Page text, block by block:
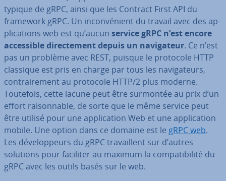
typique de gRPC, ainsi que les Contract First API du
framework gRPC. Un in­con­vé­nient du travail avec des ap­
pli­ca­tions web est qu’aucun service gRPC n’est encore
ac­ces­sible di­rec­te­ment depuis un na­vi­ga­teur. Ce n’est
pas un problème avec REST, puisque le protocole HTTP
classique est pris en charge par tous les na­vi­ga­teurs,
con­trai­re­ment au protocole HTTP/2 plus moderne.
Toutefois, cette lacune peut être surmontée au prix d’un
effort rai­son­nable, de sorte que le même service peut
être utilisé pour une ap­pli­ca­tion Web et une ap­pli­ca­tion
mobile. Une option dans ce domaine est le gRPC web.
Les dé­ve­lop­peurs du gRPC tra­vail­lent sur d’autres
solutions pour faciliter au maximum la com­pa­ti­bi­lité du
gRPC avec les outils basés sur le web.